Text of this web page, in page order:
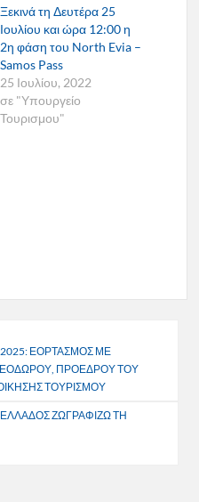
Ξεκινά τη Δευτέρα 25
Ιουλίου και ώρα 12:00 η
2η φάση του North Evia –
Samos Pass
25 Ιουλίου, 2022
σε "Υπουργείο
Τουρισμου"
ΕΟΡΤΑΣΜΟΣ ΜΕ
ΠΡΟΕΔΡΟΥ ΤΟΥ
ΤΟΥΡΙΣΜΟΥ
ΖΩΓΡΑΦΙΖΩ ΤΗ